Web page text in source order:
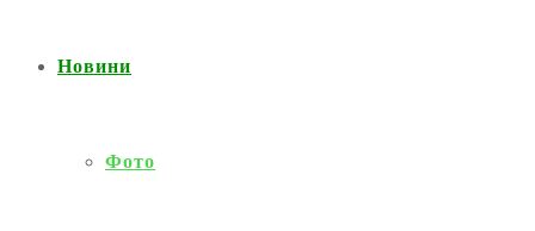
Новини
Фото